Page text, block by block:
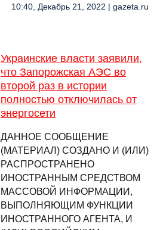
10:40, Декабрь 21, 2022 | gazeta.ru
Украинские власти заявили,
что Запорожская АЭС во
второй раз в истории
полностью отключилась от
энергосети
ДАННОЕ СООБЩЕНИЕ
(МАТЕРИАЛ) СОЗДАНО И (ИЛИ)
РАСПРОСТРАНЕНО
ИНОСТРАННЫМ СРЕДСТВОМ
МАССОВОЙ ИНФОРМАЦИИ,
ВЫПОЛНЯЮЩИМ ФУНКЦИИ
ИНОСТРАННОГО АГЕНТА, И